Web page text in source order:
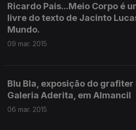
Ricardo Pais...Meio Corpo é
livre do texto de Jacinto
Mundo.
09 mar. 2015
Blu Bla, exposição do grafiter
Galeria Aderita, em Almancil
06 mar. 2015